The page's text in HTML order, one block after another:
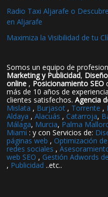
Radio Taxi Aljarafe o
en Aljarafe
Maximiza la Visibilidad de tu
Somos un equipo de
Marketing y Publicidad,
online , Posicionamiento SEO
más de 10 años de
clientes satisfechos.Agencia
Mislata , Burjasot , Torrente ,
Aldaya ,Alacuás , Catarroja,
Málaga, Murcia, Palma
Miami : y con Servicios de:
páginas web , Optimización
redes sociales ,
web SEO , Gestión Adwords
, Publicidad ..etc..